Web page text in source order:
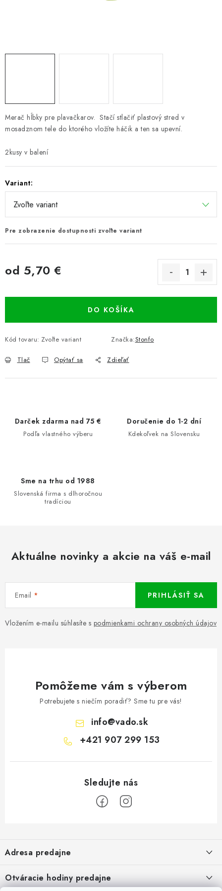
PRÍVLAČ
PRÚTY
KONTAKTY
ZNAČKY
Navštívte našu predajňu vo Dvoroch nad Žitavou »
Merač hĺbky pre plavačkarov. Stačí stlačiť plastový stred v
mosadznom tele do ktorého vložíte háčik a ten sa upevní.
2kusy v balení
Variant:
Pre zobrazenie dostupnosti zvoľte variant
od 5,70 €
DO KOŠÍKA
Kód tovaru: Zvoľte variant Značka:Stonfo
Tlač Opýtať sa Zdieľať
Darček zdarma nad 75 €
Podľa vlastného výberu
Doručenie do 1-2 dní
Kdekoľvek na Slovensku
Sme na trhu od 1988
Slovenská firma s dlhoročnou
tradíciou
Aktuálne novinky a akcie na váš e-mail
Email
Vložením e-mailu súhlasíte s podmienkami ochrany osobných údajov
PRIHLÁSIŤ SA
Pomôžeme vám s výberom
Potrebujete s niečím poradiť? Sme tu pre vás!
info@vado.sk
+421 907 299 153
p
ä
t
Adresa predajne
Pekárska 4, 941 31 Dvory nad Žitavou
Otváracie hodiny predajne